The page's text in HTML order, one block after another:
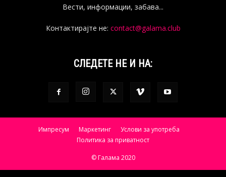
Вести, информации, забава...
Контактирајте не: contact@galama.club
СЛЕДЕТЕ НЕ И НА:
Импресум Маркетинг
Услови за употреба
Политика за приватност
© Галама 2020